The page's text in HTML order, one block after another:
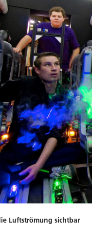
Luftströmung sichtbar